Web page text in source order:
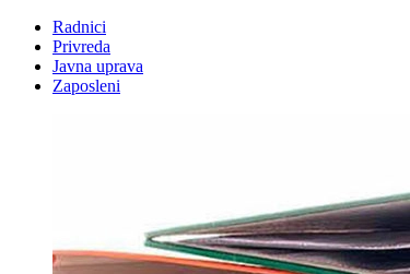
Radnici
Privreda
Javna uprava
Zaposleni